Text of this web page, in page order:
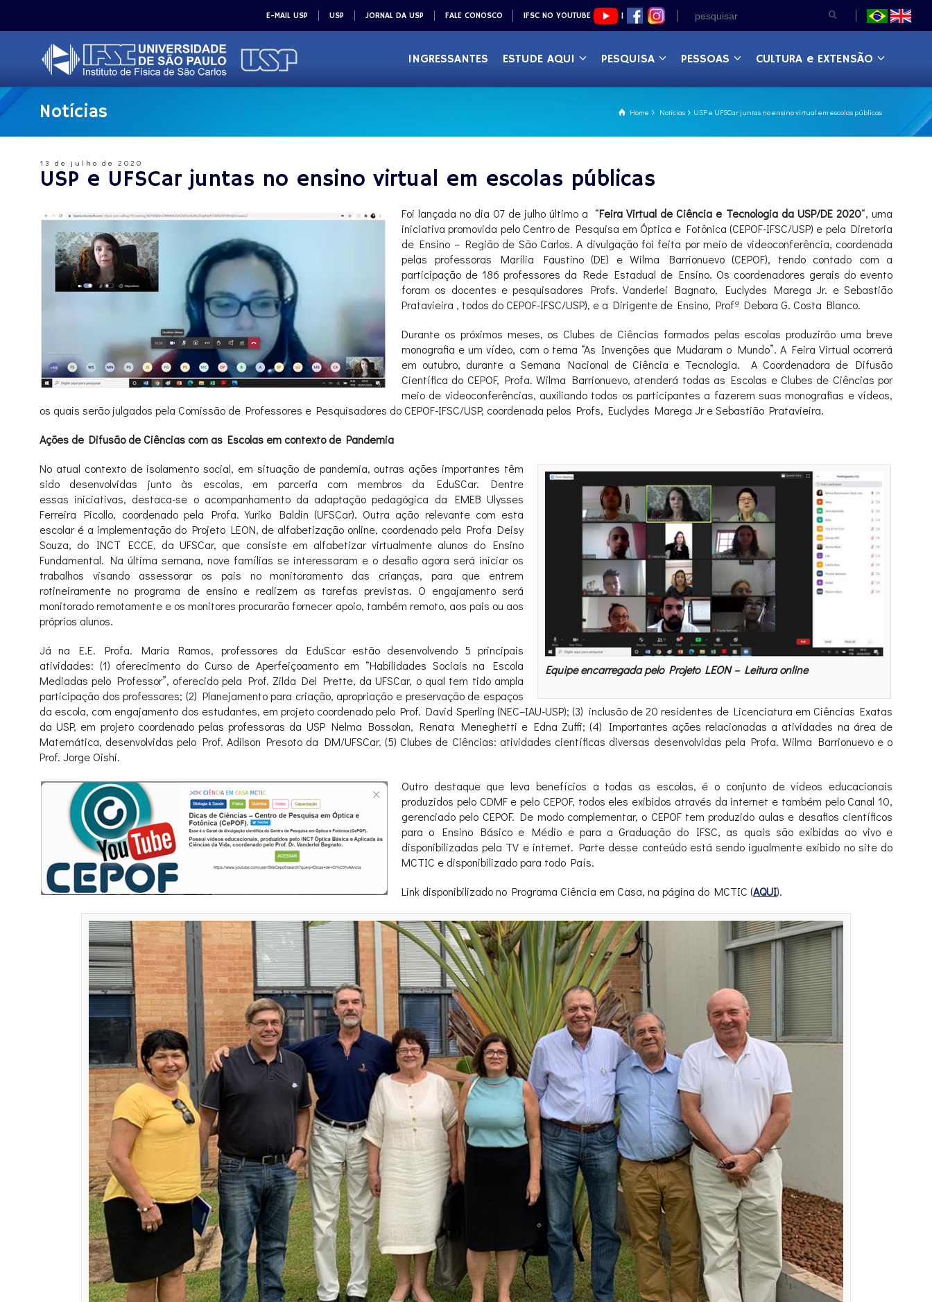
E-MAIL USP USP JORNAL DA USP FALE CONOSCO IFSC NO YOUTUBE |
INGRESSANTES ESTUDE AQUI PESQUISA PESSOAS CULTURA e EXTENSÃO
Home Notícias USP e UFSCar juntas no ensino virtual em escolas públicas
Notícias
13 de julho de 2020
USP e UFSCar juntas no ensino virtual em escolas públicas
Foi lançada no dia 07 de julho último a “Feira Virtual de Ciência e Tecnologia da USP/DE 2020“, uma
iniciativa promovida pelo Centro de Pesquisa em Óptica e Fotônica (CEPOF-IFSC/USP) e pela Diretoria
de Ensino – Região de São Carlos. A divulgação foi feita por meio de videoconferência, coordenada
pelas professoras Marília Faustino (DE) e Wilma Barrionuevo (CEPOF), tendo contado com a
participação de 186 professores da Rede Estadual de Ensino. Os coordenadores gerais do evento
foram os docentes e pesquisadores Profs. Vanderlei Bagnato, Euclydes Marega Jr. e Sebastião
Pratavieira , todos do CEPOF-IFSC/USP), e a Dirigente de Ensino, Profª Debora G. Costa Blanco.
Durante os próximos meses, os Clubes de Ciências formados pelas escolas produzirão uma breve
monografia e um vídeo, com o tema “As Invenções que Mudaram o Mundo”. A Feira Virtual ocorrerá
em outubro, durante a Semana Nacional de Ciência e Tecnologia. A Coordenadora de Difusão
Científica do CEPOF, Profa. Wilma Barrionuevo, atenderá todas as Escolas e Clubes de Ciências por
meio de videoconferências, auxiliando todos os participantes a fazerem suas monografias e vídeos,
os quais serão julgados pela Comissão de Professores e Pesquisadores do CEPOF-IFSC/USP, coordenada pelos Profs, Euclydes Marega Jr e Sebastião Pratavieira.
Ações de Difusão de Ciências com as Escolas em contexto de Pandemia
Equipe encarregada pelo Projeto LEON – Leitura online
No atual contexto de isolamento social, em situação de pandemia, outras ações importantes têm
sido desenvolvidas junto às escolas, em parceria com membros da EduSCar. Dentre
essas iniciativas, destaca-se o acompanhamento da adaptação pedagógica da EMEB Ulysses
Ferreira Picollo, coordenado pela Profa. Yuriko Baldin (UFSCar). Outra ação relevante com esta
escolar é a implementação do Projeto LEON, de alfabetização online, coordenado pela Profa Deisy
Souza, do INCT ECCE, da UFSCar, que consiste em alfabetizar virtualmente alunos do Ensino
Fundamental. Na última semana, nove famílias se interessaram e o desafio agora será iniciar os
trabalhos visando assessorar os pais no monitoramento das crianças, para que entrem
rotineiramente no programa de ensino e realizem as tarefas previstas. O engajamento será
monitorado remotamente e os monitores procurarão fornecer apoio, também remoto, aos pais ou aos
próprios alunos.
Já na E.E. Profa. Maria Ramos, professores da EduScar estão desenvolvendo 5 principais
atividades: (1) oferecimento do Curso de Aperfeiçoamento em “Habilidades Sociais na Escola
Mediadas pelo Professor”, oferecido pela Prof. Zilda Del Prette, da UFSCar, o qual tem tido ampla
participação dos professores; (2) Planejamento para criação, apropriação e preservação de espaços
da escola, com engajamento dos estudantes, em projeto coordenado pelo Prof. David Sperling (NEC–IAU-USP); (3) inclusão de 20 residentes de Licenciatura em Ciências Exatas
da USP, em projeto coordenado pelas professoras da USP Nelma Bossolan, Renata Meneghetti e Edna Zuffi; (4) Importantes ações relacionadas a atividades na área de
Matemática, desenvolvidas pelo Prof. Adilson Presoto da DM/UFSCar. (5) Clubes de Ciências: atividades científicas diversas desenvolvidas pela Profa. Wilma Barrionuevo e o
Prof. Jorge Oishi.
Outro destaque que leva benefícios a todas as escolas, é o conjunto de vídeos educacionais
produzidos pelo CDMF e pelo CEPOF, todos eles exibidos através da internet e também pelo Canal 10,
gerenciado pelo CEPOF. De modo complementar, o CEPOF tem produzido aulas e desafios científicos
para o Ensino Básico e Médio e para a Graduação do IFSC, as quais são exibidas ao vivo e
disponibilizadas pela TV e internet. Parte desse conteúdo está sendo igualmente exibido no site do
MCTIC e disponibilizado para todo País.
Link disponibilizado no Programa Ciência em Casa, na página do MCTIC (AQUI).